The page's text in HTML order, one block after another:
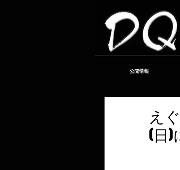
公開情報
え
(日)